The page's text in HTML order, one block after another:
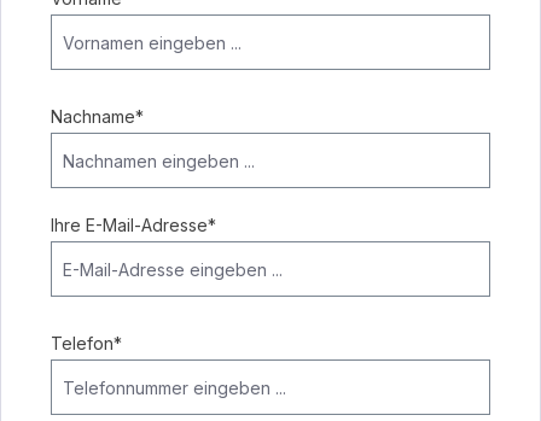
Nachname*
Ihre E-Mail-Adresse*
Telefon*